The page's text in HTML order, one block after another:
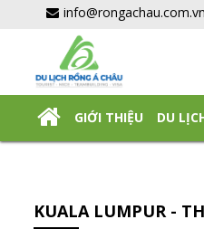
info@rongachau.com.vn
GIỚI THIỆU DU
KUALA LUMPUR -